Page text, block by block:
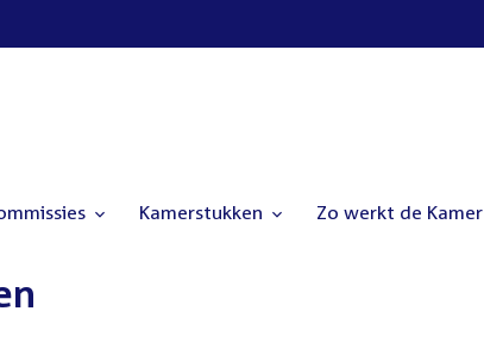
Kamerstukken Zo werkt de Kamer